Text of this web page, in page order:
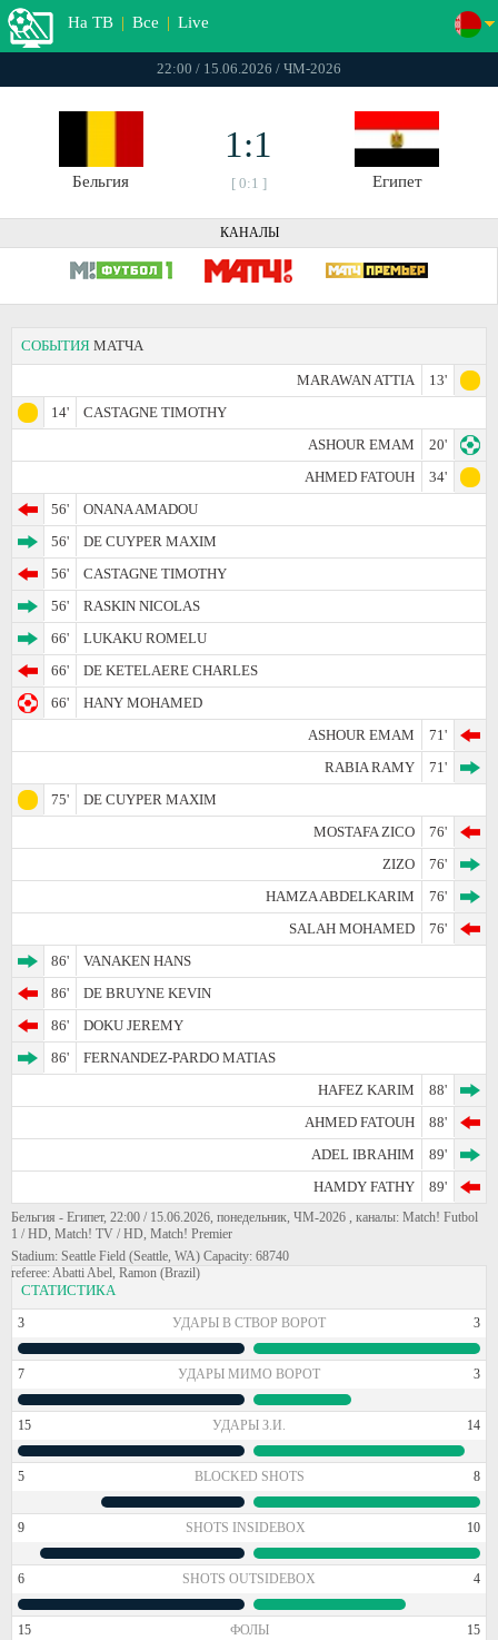
На ТВ | Все | Live
22:00 / 15.06.2026 / ЧМ-2026
Бельгия
1:1
[ 0:1 ] Египет
КАНАЛЫ
СОБЫТИЯ МАТЧА
MARAWAN ATTIA
13'
14'
CASTAGNE TIMOTHY
ASHOUR EMAM
20'
AHMED FATOUH
34'
56'
ONANA AMADOU
56'
DE CUYPER MAXIM
56'
CASTAGNE TIMOTHY
56'
RASKIN NICOLAS
66'
LUKAKU ROMELU
66'
DE KETELAERE CHARLES
66'
HANY MOHAMED
ASHOUR EMAM
71'
RABIA RAMY
71'
75'
DE CUYPER MAXIM
MOSTAFA ZICO
76'
ZIZO
76'
HAMZA ABDELKARIM
76'
SALAH MOHAMED
76'
86'
VANAKEN HANS
86'
DE BRUYNE KEVIN
86'
DOKU JEREMY
86'
FERNANDEZ-PARDO MATIAS
HAFEZ KARIM
88'
AHMED FATOUH
88'
ADEL IBRAHIM
89'
HAMDY FATHY
89'
Бельгия - Египет, 22:00 / 15.06.2026, понедельник, ЧМ-2026 , каналы: Match! Futbol
1 / HD, Match! TV / HD, Match! Premier
Stadium: Seattle Field (Seattle, WA) Capacity: 68740
referee: Abatti Abel, Ramon (Brazil)
СТАТИСТИКА
3 УДАРЫ В СТВОР ВОРОТ 3
7 УДАРЫ МИМО ВОРОТ 3
15 УДАРЫ З.И. 14
5 BLOCKED SHOTS 8
9 SHOTS INSIDEBOX 10
6 SHOTS OUTSIDEBOX 4
15 ФОЛЫ 15